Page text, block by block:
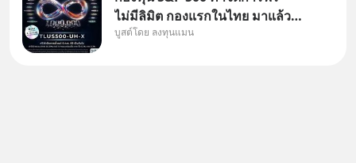
ไม่มีลิมิต กองแรกในไทย มาแล้ว..
กองทุนที่ออกแบบมาเพื่อแก้ Pain
บูสต์โดย ลงทุนแมน